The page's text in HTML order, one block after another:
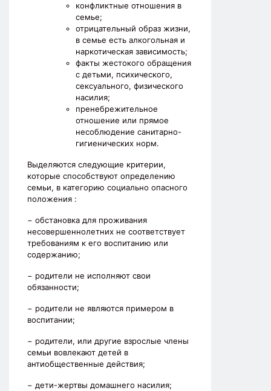
конфликтные отношения в
семье;
отрицательный образ жизни,
в семье есть алкогольная и
наркотическая зависимость;
факты жестокого обращения
с детьми, психического,
сексуального, физического
насилия;
пренебрежительное
отношение или прямое
несоблюдение санитарно-
гигиенических норм.
Выделяются следующие критерии,
которые способствуют определению
семьи, в категорию социально опасного
положения :
− обстановка для проживания
несовершеннолетних не соответствует
требованиям к его воспитанию или
содержанию;
− родители не исполняют свои
обязанности;
− родители не являются примером в
воспитании;
− родители, или другие взрослые члены
семьи вовлекают детей в
антиобщественные действия;
− дети-жертвы домашнего насилия;